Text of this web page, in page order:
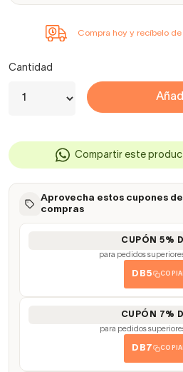
Compra hoy y recíbelo de
Cantidad
Compartir este
Aprovecha estos cupones
compras
CUPÓN 5%
para pedidos
DB5
CUPÓN 7%
para pedidos
DB7